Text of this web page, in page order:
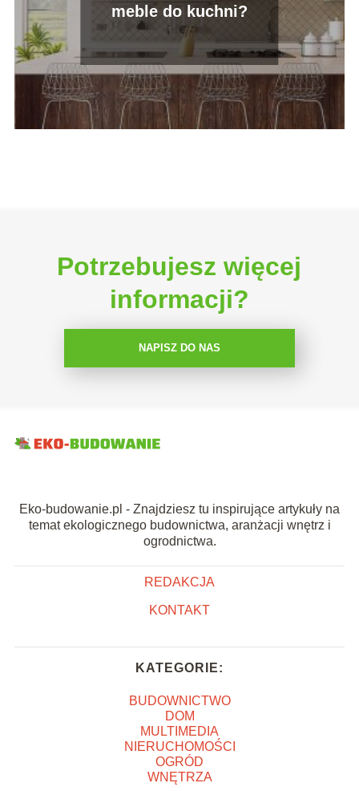
meble do kuchni?
Potrzebujesz więcej
informacji?
NAPISZ DO NAS
Eko-budowanie.pl - Znajdziesz tu inspirujące artykuły na
temat ekologicznego budownictwa, aranżacji wnętrz i
ogrodnictwa.
REDAKCJA
KONTAKT
KATEGORIE:
BUDOWNICTWO
DOM
MULTIMEDIA
NIERUCHOMOŚCI
OGRÓD
WNĘTRZA